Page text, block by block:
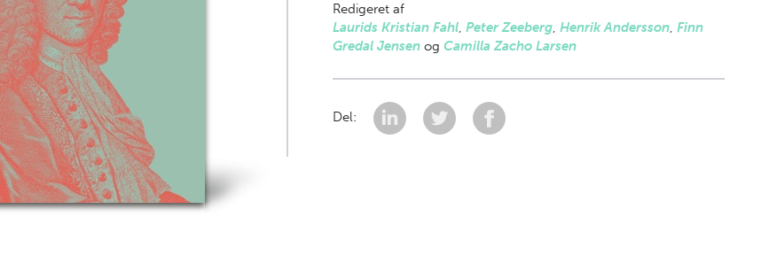
Redigeret af
Laurids Kristian Fahl, Peter Zeeberg, Henrik Andersson, Finn
Gredal Jensenog Camilla Zacho Larsen
Del: